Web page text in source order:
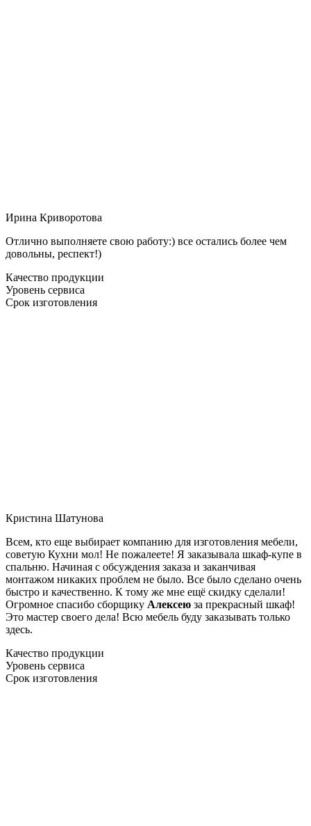
Ирина Криворотова
Отлично выполняете свою работу:) все остались более чем
довольны, респект!)
Качество продукции
Уровень сервиса
Срок изготовления
Кристина Шатунова
Всем, кто еще выбирает компанию для изготовления мебели,
советую Кухни мол! Не пожалеете! Я заказывала шкаф-купе в
спальню. Начиная с обсуждения заказа и заканчивая
монтажом никаких проблем не было. Все было сделано очень
быстро и качественно. К тому же мне ещё скидку сделали!
Огромное спасибо сборщику Алексею за прекрасный шкаф!
Это мастер своего дела! Всю мебель буду заказывать только
здесь.
Качество продукции
Уровень сервиса
Срок изготовления